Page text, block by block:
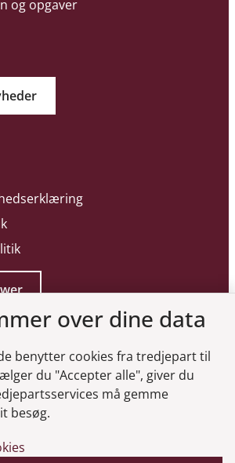
og opgaver
over dine data
benytter cookies fra tredjepart til
du "Accepter alle", giver du
må gemme
besøg.